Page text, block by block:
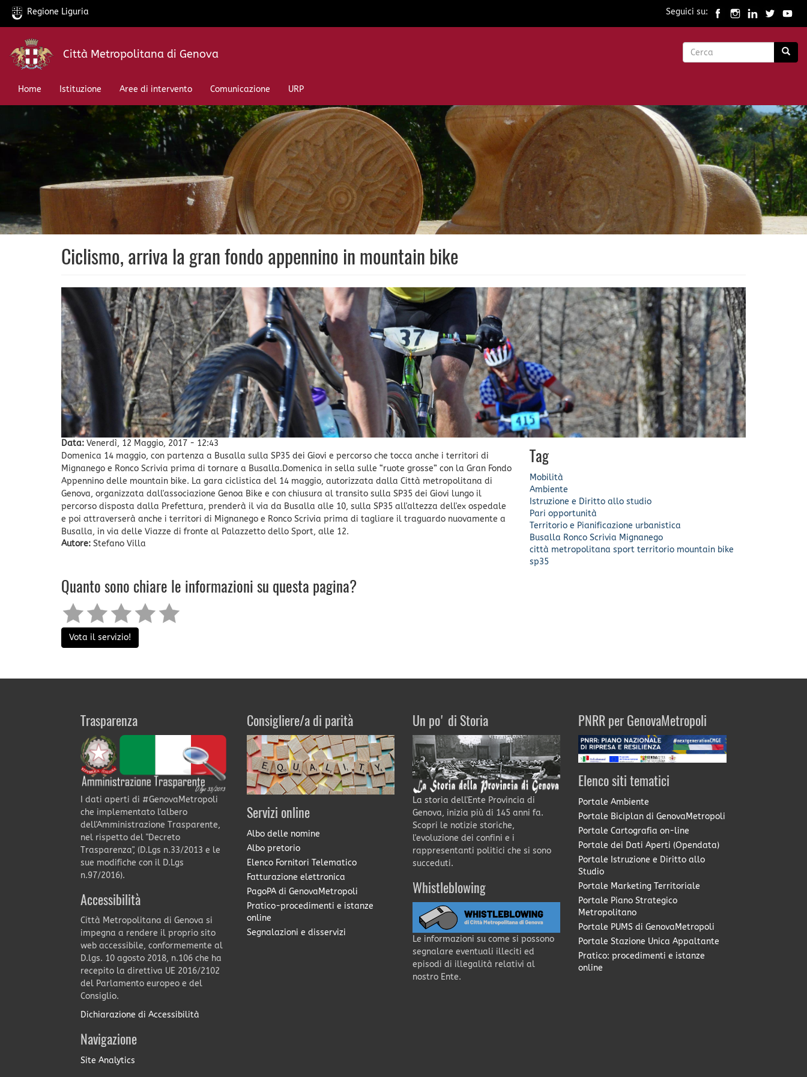
Salta
contenuto
Regione Liguria Seguici su:
Città Metropolitana di Genova
Form
Home
Istituzione Aree di intervento Comunicazione URP
Ciclismo, arriva la gran fondo appennino in mountain bike
Data: Venerdì, 12 Maggio, 2017 - 12:43
Domenica 14 maggio, con partenza a Busalla sulla SP35 dei Giovi e percorso che tocca anche i territori di
Mignanego e Ronco Scrivia prima di tornare a Busalla.Domenica in sella sulle “ruote grosse” con la Gran Fondo
Appennino delle mountain bike. La gara ciclistica del 14 maggio, autorizzata dalla Città metropolitana di
Genova, organizzata dall'associazione Genoa Bike e con chiusura al transito sulla SP35 dei Giovi lungo il
percorso disposta dalla Prefettura, prenderà il via da Busalla alle 10, sulla SP35 all'altezza dell'ex ospedale
e poi attraverserà anche i territori di Mignanego e Ronco Scrivia prima di tagliare il traguardo nuovamente a
Busalla, in via delle Viazze di fronte al Palazzetto dello Sport, alle 12.
Autore: Stefano Villa
Tag
Mobilità
Ambiente
Istruzione e Diritto allo studio
Pari opportunità
Territorio e Pianificazione urbanistica
Busalla Ronco Scrivia Mignanego
città metropolitana sport territorio mountain bike
sp35
Quanto sono chiare le informazioni su questa pagina?
Vota il servizio!
Trasparenza
I dati aperti di #GenovaMetropoli
che implementato l'albero
dell'Amministrazione Trasparente,
nel rispetto del "Decreto
Trasparenza", (D.Lgs n.33/2013 e le
sue modifiche con il D.Lgs
n.97/2016).
Accessibilità
Città Metropolitana di Genova si
impegna a rendere il proprio sito
web accessibile, conformemente al
D.lgs. 10 agosto 2018, n.106 che ha
recepito la direttiva UE 2016/2102
del Parlamento europeo e del
Consiglio.
Dichiarazione di Accessibilità
Navigazione
Site Analytics
Consigliere/a di parità
Servizi online
Albo delle nomine
Albo pretorio
Elenco Fornitori Telematico
Fatturazione elettronica
PagoPA di GenovaMetropoli
Pratico-procedimenti e istanze
online
Segnalazioni e disservizi
Un po' di Storia
La storia dell'Ente Provincia di
Genova, inizia più di 145 anni fa.
Scopri le notizie storiche,
l'evoluzione dei confini e i
rappresentanti politici che si sono
succeduti.
Whistleblowing
Le informazioni su come si possono
segnalare eventuali illeciti ed
episodi di illegalità relativi al
nostro Ente.
PNRR per GenovaMetropoli
Elenco siti tematici
Portale Ambiente
Portale Biciplan di GenovaMetropoli
Portale Cartografia on-line
Portale dei Dati Aperti (Opendata)
Portale Istruzione e Diritto allo
Studio
Portale Marketing Territoriale
Portale Piano Strategico
Metropolitano
Portale PUMS di GenovaMetropoli
Portale Stazione Unica Appaltante
Pratico: procedimenti e istanze
online